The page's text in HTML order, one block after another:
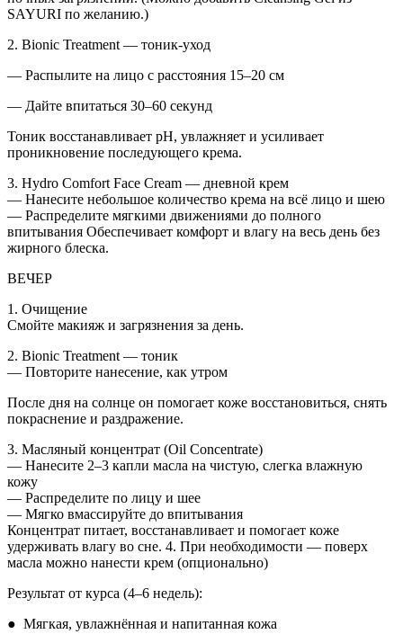
SAYURI по желанию.)
2. Bionic Treatment — тоник-уход
— Распылите на лицо с расстояния 15–20 см
— Дайте впитаться 30–60 секунд
Тоник восстанавливает pH, увлажняет и усиливает
проникновение последующего крема.
3. Hydro Comfort Face Cream — дневной крем
— Нанесите небольшое количество крема на всё лицо и шею
— Распределите мягкими движениями до полного
впитывания Обеспечивает комфорт и влагу на весь день без
жирного блеска.
ВЕЧЕР
1. Очищение
Смойте макияж и загрязнения за день.
2. Bionic Treatment — тоник
— Повторите нанесение, как утром
После дня на солнце он помогает коже восстановиться, снять
покраснение и раздражение.
3. Масляный концентрат (Oil Concentrate)
— Нанесите 2–3 капли масла на чистую, слегка влажную
кожу
— Распределите по лицу и шее
— Мягко вмассируйте до впитывания
Концентрат питает, восстанавливает и помогает коже
удерживать влагу во сне. 4. При необходимости — поверх
масла можно нанести крем (опционально)
Результат от курса (4–6 недель):
● Мягкая, увлажнённая и напитанная кожа